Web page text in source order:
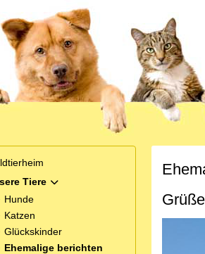
Tiere
Hunde
Katzen
Glückskinder
Ehemalige berichten